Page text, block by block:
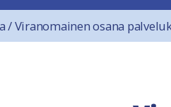
/Viranomainen osana